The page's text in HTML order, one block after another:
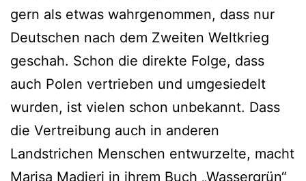
gern als etwas wahrgenommen, dass nur
Deutschen nach dem Zweiten Weltkrieg
geschah. Schon die direkte Folge, dass
auch Polen vertrieben und umgesiedelt
wurden, ist vielen schon unbekannt. Dass
die Vertreibung auch in anderen
Landstrichen Menschen entwurzelte, macht
Marisa Madieri in ihrem Buch „Wassergrün“